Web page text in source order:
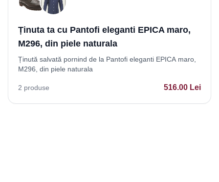
Ținuta ta cu Pantofi eleganti EPICA maro,
M296, din piele naturala
Ținută salvată pornind de la Pantofi eleganti EPICA maro,
M296, din piele naturala
2 produse 516.00 Lei